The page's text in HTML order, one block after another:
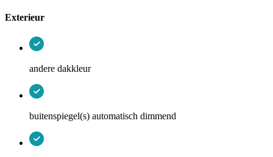
Exterieur
andere dakkleur
buitenspiegel(s) automatisch dimmend